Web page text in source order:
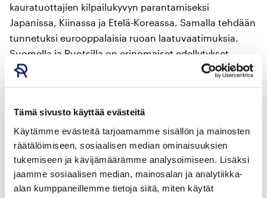
Tämä sivusto käyttää evästeitä
Käytämme evästeitä tarjoamamme sisällön ja mainosten
räätälöimiseen, sosiaalisen median ominaisuuksien
tukemiseen ja kävijämäärämme analysoimiseen. Lisäksi
jaamme sosiaalisen median, mainosalan ja analytiikka-
alan kumppaneillemme tietoja siitä, miten käytät
kauratuottajien kilpailukyvyn parantamiseksi
Japanissa, Kiinassa ja Etelä-Koreassa. Samalla tehdään
tunnetuksi eurooppalaisia ruoan laatuvaatimuksia.
Suomella ja Ruotsilla on erinomaiset edellytykset
tuottaa korkealaatuista kauraa kestävästi.
Hankinta toteutetaan Suomen julkisista hankinnoista
ja konsessiokelpoisuuksista annetun lain (1397/2016)
mukaisesti. Hankittavat liiketoimintapalvelut: laki,
markkinointi, konsultointi, rekrytointi, painatus ja
turvallisuus.